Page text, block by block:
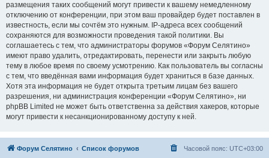
размещения таких сообщений могут привести к вашему немедленному
отключению от конференции, при этом ваш провайдер будет поставлен в
известность, если мы сочтём это нужным. IP-адреса всех сообщений
сохраняются для возможности проведения такой политики. Вы
соглашаетесь с тем, что администраторы форумов «Форум Селятино»
имеют право удалить, отредактировать, перенести или закрыть любую
тему в любое время по своему усмотрению. Как пользователь вы согласны
с тем, что введённая вами информация будет храниться в базе данных.
Хотя эта информация не будет открыта третьим лицам без вашего
разрешения, ни администрация конференции «Форум Селятино», ни
phpBB Limited не может быть ответственна за действия хакеров, которые
могут привести к несанкционированному доступу к ней.
Форум Селятино Список форумов Часовой пояс: UTC+03:00